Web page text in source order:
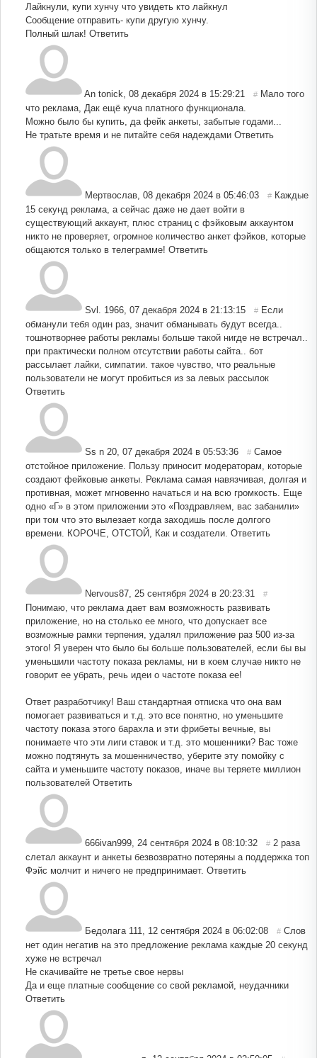
Лайкнули, купи хунчу что увидеть кто лайкнул
Сообщение отправить- купи другую хунчу.
Полный шлак! Ответить
An tonick 08 декабря 2024 в 15:29:21 # Мало того
что реклама, Дак ещё куча платного функционала.
Можно было бы купить, да фейк анкеты, забытые годами...
Не тратьте время и не питайте себя надеждами Ответить
Мертвослав 08 декабря 2024 в 05:46:03 # Каждые
15 секунд реклама, а сейчас даже не дает войти в
существующий аккаунт, плюс страниц с фэйковым аккаунтом
никто не проверяет, огромное количество анкет фэйков, которые
общаются только в телеграмме! Ответить
Svl. 1966 07 декабря 2024 в 21:13:15 # Если
обманули тебя один раз, значит обманывать будут всегда..
тошнотворнее работы рекламы больше такой нигде не встречал..
при практически полном отсутствии работы сайта.. бот
рассылает лайки, симпатии. такое чувство, что реальные
пользователи не могут пробиться из за левых рассылок
Ответить
Ss n 20 07 декабря 2024 в 05:53:36 # Самое
отстойное приложение. Пользу приносит модераторам, которые
создают фейковые анкеты. Реклама самая навязчивая, долгая и
противная, может мгновенно начаться и на всю громкость. Еще
одно «Г» в этом приложении это «Поздравляем, вас забанили»
при том что это вылезает когда заходишь после долгого
времени. КОРОЧЕ, ОТСТОЙ, Как и создатели. Ответить
Nervous87 25 сентября 2024 в 20:23:31 #
Понимаю, что реклама дает вам возможность развивать
приложение, но на столько ее много, что допускает все
возможные рамки терпения, удалял приложение раз 500 из-за
этого! Я уверен что было бы больше пользователей, если бы вы
уменьшили частоту показа рекламы, ни в коем случае никто не
говорит ее убрать, речь идеи о частоте показа ее!
Ответ разработчику! Ваш стандартная отписка что она вам
помогает развиваться и т.д. это все понятно, но уменьшите
частоту показа этого барахла и эти фрибеты вечные, вы
понимаете что эти лиги ставок и т.д. это мошенники? Вас тоже
можно подтянуть за мошенничество, уберите эту помойку с
сайта и уменьшите частоту показов, иначе вы теряете миллион
пользователей Ответить
666ivan999 24 сентября 2024 в 08:10:32 # 2 раза
слетал аккаунт и анкеты безвозвратно потеряны а поддержка топ
Фэйс молчит и ничего не предпринимает. Ответить
Бедолага 111 12 сентября 2024 в 06:02:08 # Слов
нет один негатив на это предложение реклама каждые 20 секунд
хуже не встречал
Не скачивайте не третье свое нервы
Да и еще платные сообщение со свой рекламой, неудачники
Ответить